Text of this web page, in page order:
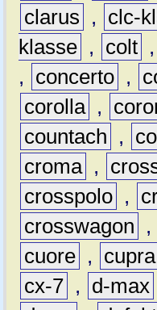
clarus
, clc-
klasse , colt ,
,
concerto ,
corolla ,
countach
,
croma ,
crosspolo ,
crosswagon
,
cuore , cupra
cx-7 , d-max